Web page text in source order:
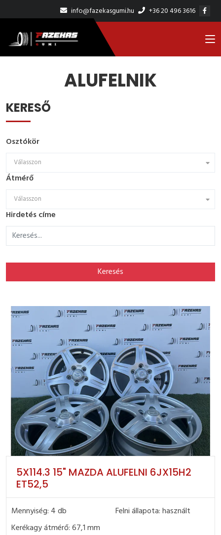
info@fazekasgumi.hu +36 20 496 3616
Kezdőlap
ALUFELNIK
KERESŐ
Osztókör
Válasszon
Átmérő
Válasszon
Hirdetés címe
Keresés
5X114.3 15" MAZDA ALUFELNI 6JX15H2
ET52,5
Mennyiség: 4 db
Felni állapota: használt
Kerékagy átmérő: 67,1 mm